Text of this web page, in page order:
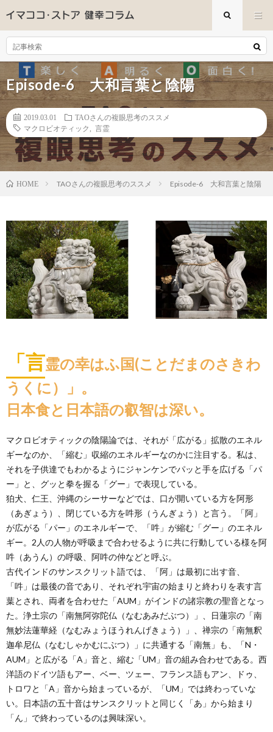
Episode-6 大和言葉と陰陽
2019.03.01
TAOさんの複眼思考のススメ
マクロビオティック
言霊
HOME TAOさんの複眼思考のススメ Episode-6 大和言葉と陰陽
「言霊の幸はふ国(ことだまのさきわ
うくに）」。
日本食と日本語の叡智は深い。
マクロビオティックの陰陽論では、それが「広がる」拡散のエネル
ギーなのか、「縮む」収縮のエネルギーなのかに注目する。私は、
それを子供達でもわかるようにジャンケンでパッと手を広げる「パ
ー」と、グッと拳を握る「グー」で表現している。
狛犬、仁王、沖縄のシーサーなどでは、口が開いている方を阿形
（あぎょう）、閉じている方を吽形（うんぎょう）と言う。「阿」
が広がる「パー」のエネルギーで、「吽」が縮む「グー」のエネル
ギー。2人の人物が呼吸まで合わせるように共に行動している様を阿
吽（あうん）の呼吸、阿吽の仲などと呼ぶ。
古代インドのサンスクリット語では、「阿」は最初に出す音、
「吽」は最後の音であり、それぞれ宇宙の始まりと終わりを表す言
葉とされ、両者を合わせた「AUM」がインドの諸宗教の聖音となっ
た。浄土宗の「南無阿弥陀仏（なむあみだぶつ）」、日蓮宗の「南
無妙法蓮華経（なむみょうほうれんげきょう）」、禅宗の「南無釈
迦牟尼仏（なむしゃかむにぶつ）」に共通する「南無」も、「N・
AUM」と広がる「A」音と、縮む「UM」音の組み合わせである。西
洋語のドイツ語もアー、ベー、ツェー、フランス語もアン、ドゥ、
トロワと「A」音から始まっているが、「UM」では終わっていな
い。日本語の五十音はサンスクリットと同じく「あ」から始まり
「ん」で終わっているのは興味深い。